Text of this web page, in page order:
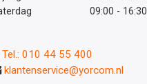
09:00 - 16:30
Tel.: 010 44 55 400
klantenservice@yorcom.nl